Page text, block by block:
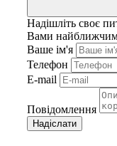
Надішліть своє
Вами
Ваше ім'я
Телефон
E-mail
Повідомлення